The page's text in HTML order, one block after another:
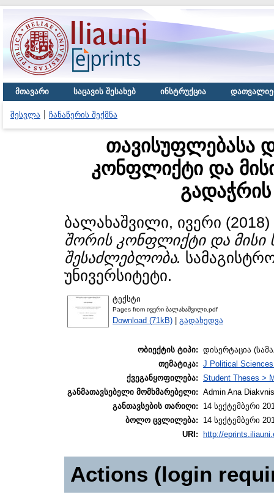
მთავარი საცავის შესახებ ინსტრუქცია
შესვლა ჩანაწერის შექმნა
თავისუფლებასა
კონფლიქტი და
ბალახაშვილი, ივერი (2018)
შორის კონფლიქტი და მისი
შესაძლებლობა.
უნივერსიტეტი.
ტექსტი
Pages from ივერი ბალახაშვილი.pdf
Download (71kB) | გადახედვა
ობიექტის ტიპი: დისერტაცია
თემატიკა: J Political
ქვეგანყოფილება: Student Theses >
განმათავსებელი მომხმარებელი: Admin Ana
განთავსების თარიღი:
14 სექტემბერი
ბოლო ცვლილება:
14 სექტემბერი
URI:
http://
Actions (login